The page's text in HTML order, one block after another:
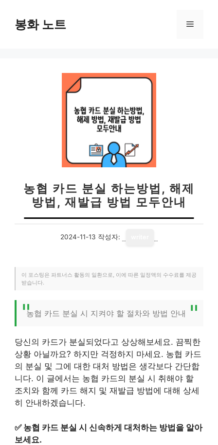
봉화 노트 메
농협 카드 분실 하는방법, 해제
방법, 재발급 방법 모두안내
2024-11-13 작성자:
이 포스팅은 파트너스 활동의 일환으로, 이에 따른 일정액의 수수료를 제공
받습니다.
농협 카드 분실 시 지켜야 할 절차와 방법 안내
당신의 카드가 분실되었다고 상상해보세요. 끔찍한
상황 아닐까요? 하지만 걱정하지 마세요. 농협 카드
의 분실 및 그에 대한 대처 방법은 생각보다 간단합
니다. 이 글에서는 농협 카드의 분실 시 취해야 할
조치와 함께 카드 해지 및 재발급 방법에 대해 상세
히 안내하겠습니다.
✅ 농협 카드 분실 시 신속하게 대처하는 방법을 알아
보세요.